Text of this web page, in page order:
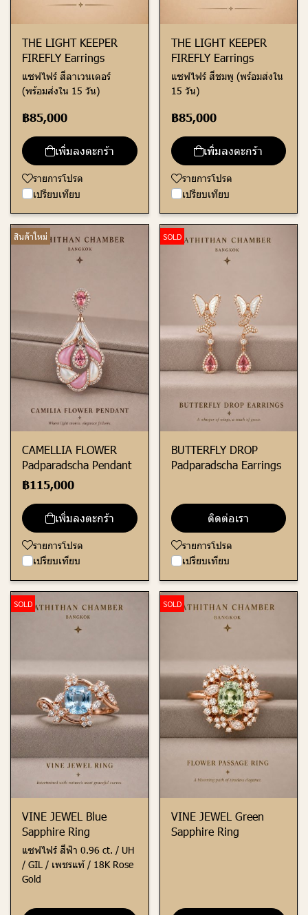
THE LIGHT KEEPER
FIREFLY Earrings
แซฟไฟร์ สีลาเวนเดอร์
(พร้อมส่งใน 15 วัน)
฿85,000
เพิ่มลงตะกร้า
รายการโปรด
เปรียบเทียบ
THE LIGHT KEEPER
FIREFLY Earrings
แซฟไฟร์ สีชมพู (พร้อมส่งใน
15 วัน)
฿85,000
เพิ่มลงตะกร้า
รายการโปรด
เปรียบเทียบ
สินค้าใหม่
CAMELLIA FLOWER
Padparadscha Pendant
฿115,000
เพิ่มลงตะกร้า
รายการโปรด
เปรียบเทียบ
SOLD
BUTTERFLY DROP
Padparadscha Earrings
ติดต่อเรา
รายการโปรด
เปรียบเทียบ
SOLD
VINE JEWEL Blue
Sapphire Ring
แซฟไฟร์ สีฟ้า 0.96 ct. / UH
/ GIL / เพชรแท้ / 18K Rose
Gold
SOLD
VINE JEWEL Green
Sapphire Ring